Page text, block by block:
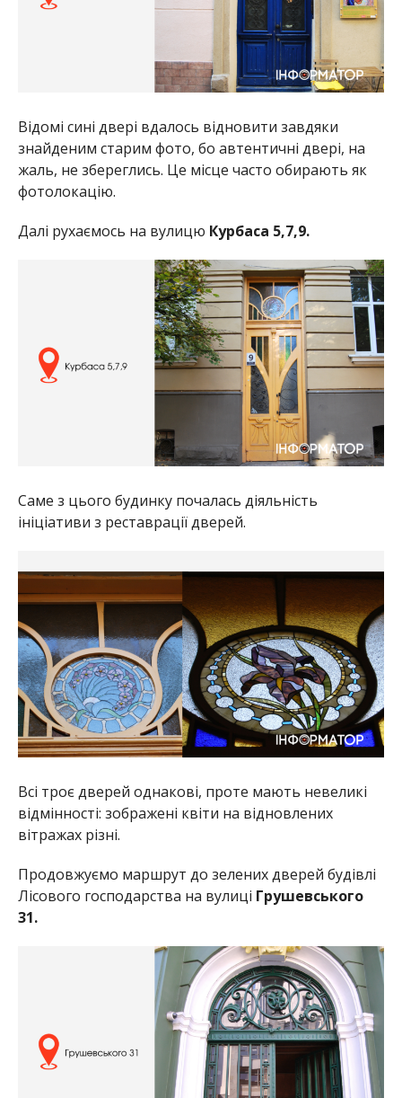
Відомі сині двері вдалось відновити завдяки
знайденим старим фото, бо автентичні двері, на
жаль, не збереглись. Це місце часто обирають як
фотолокацію.
Далі рухаємось на вулицю Курбаса 5,7,9.
Саме з цього будинку почалась діяльність
ініціативи з реставрації дверей.
Всі троє дверей однакові, проте мають невеликі
відмінності: зображені квіти на відновлених
вітражах різні.
Продовжуємо маршрут до зелених дверей будівлі
Лісового господарства на вулиці Грушевського
31.